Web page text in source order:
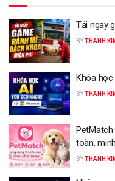
Tải ngay
BYTHANH
Khóa
BYTHANH
toàn,
BYTHANH